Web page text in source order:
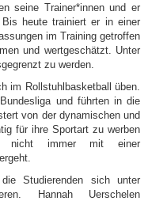
seine Trainer*innen und er
heute trainiert er in einer
im Training getroffen
und wertgeschätzt. Unter
zu werden.
im Rollstuhlbasketball üben.
und führten in die
von der dynamischen und
für ihre Sportart zu werben
nicht immer mit einer
Studierenden sich unter
Hannah Uerschelen